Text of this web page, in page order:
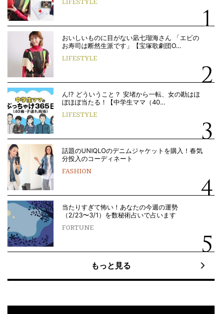
LIFESTYLE
おいしいものに目がない凪七瑠海さん 「エビの
お寿司は断然生派です」【宝塚歌劇団O…
LIFESTYLE
ん!? どういうこと？ 安堵から一転、女の勘はほ
ぼほぼ当たる！【中学生ママ（40…
LIFESTYLE
話題のUNIQLOのデニムジャケットを購入！春気
分投入のコーディネート
FASHION
当たりすぎて怖い！あなたの今週の運勢
（2/23〜3/1）を数秘術占いで占います
FORTUNE
もっと見る